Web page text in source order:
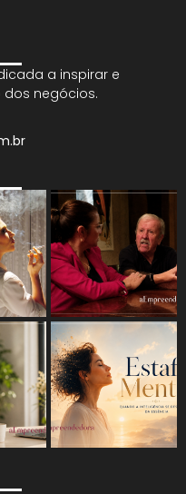
a inspirar e
negócios.